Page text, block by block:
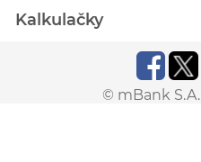
Kalkulačky
© mBank